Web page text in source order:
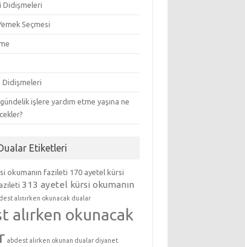
Didişmeleri
Seçmesi
Didişmeleri
işlere yardım etme yaşına ne
Etiketleri
okumanın fazileti 170 ayetel kürsi
313 ayetel kürsi okumanın
alınırken okunacak dualar
alırken okunacak
abdest alırken okunan dualar diyanet